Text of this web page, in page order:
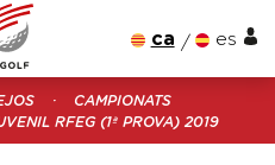
ca es
CAMPIONATS
RFEG (1ª PROVA) 2019